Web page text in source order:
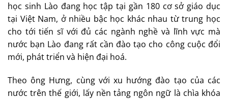
học sinh Lào đang học tập tại gần 180 cơ sở giáo dục
tại Việt Nam, ở nhiều bậc học khác nhau từ trung học
cho tới tiến sĩ với đủ các ngành nghề và lĩnh vực mà
nước bạn Lào đang rất cần đào tạo cho công cuộc đổi
mới, phát triển và hiện đại hoá.
Theo ông Hưng, cùng với xu hướng đào tạo của các
nước trên thế giới, lấy nền tảng ngôn ngữ là chìa khóa